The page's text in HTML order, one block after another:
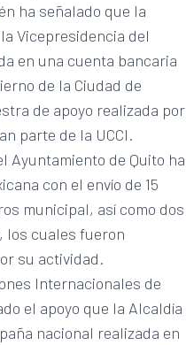
ha señalado que la
Vicepresidencia del
en una cuenta bancaria
de la Ciudad de
de apoyo realizada por
parte de la UCCI.
Ayuntamiento de Quito ha
con el envío de 15
municipal, así como dos
los cuales fueron
su actividad.
Internacionales de
el apoyo que la Alcaldía
nacional realizada en